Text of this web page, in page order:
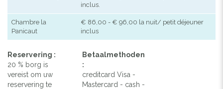
inclus.
Chambre la
Panicaut
€ 86,00 - € 96,00 la nuit/ petit déjeuner
inclus
Reservering :
20 % borg is
vereist om uw
reservering te
Betaalmethoden
:
creditcard Visa -
Mastercard - cash -